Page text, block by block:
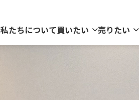
私たちについて買いたい 売りたい